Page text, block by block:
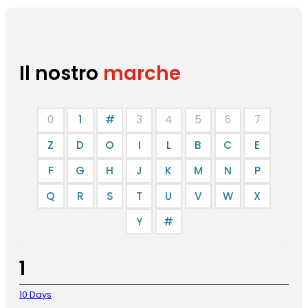
Il nostro marche
0 1 # 3 4 5 6
7
Z
D O I L B C
E
F
G H J K M N
P
Q
R S T U V W
X
Y
#
1
10 Days